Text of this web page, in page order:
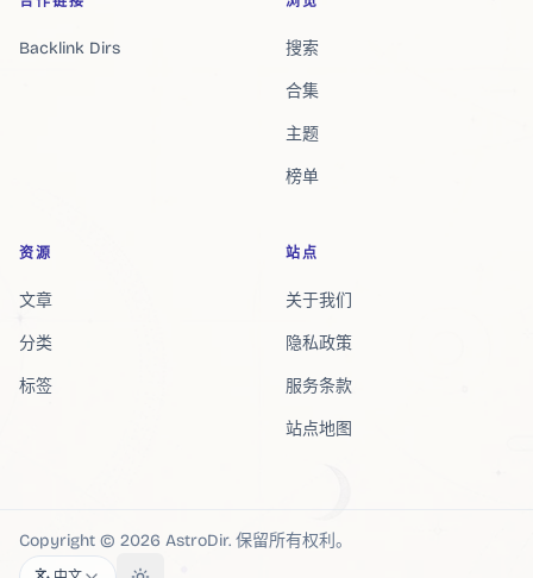
Backlink Dirs 搜索
合集
主题
榜单
资源
文章
分类
标签
站点
关于我们
隐私政策
服务条款
站点地图
Copyright © 2026 AstroDir. 保留所有权利。